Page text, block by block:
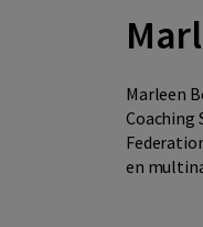
Marleen
Coaching
en